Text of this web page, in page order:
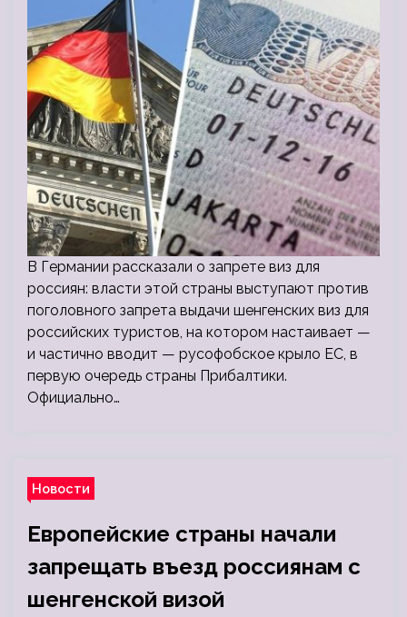
В Германии рассказали о запрете виз для
россиян: власти этой страны выступают против
поголовного запрета выдачи шенгенских виз для
российских туристов, на котором настаивает —
и частично вводит — русофобское крыло ЕС, в
первую очередь страны Прибалтики.
Официально…
Новости
Европейские страны начали
запрещать въезд россиянам с
шенгенской визой